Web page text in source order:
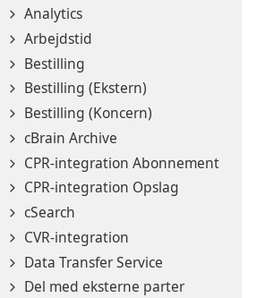
Analytics
Arbejdstid
Bestilling
Bestilling (Ekstern)
Bestilling (Koncern)
cBrain Archive
CPR-integration Abonnement
CPR-integration Opslag
cSearch
CVR-integration
Data Transfer Service
Del med eksterne parter